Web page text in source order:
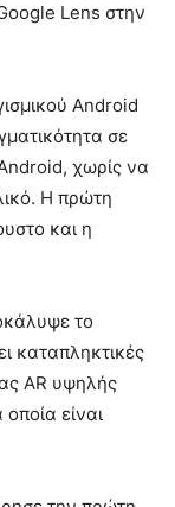
Lens στην
Android
σε
χωρίς να
Η πρώτη
και η
το
καταπληκτικές
AR υψηλής
είναι